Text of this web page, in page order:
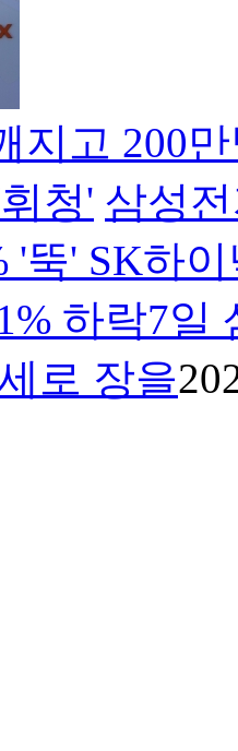
지고 200
청' 삼성
'뚝' SK하
하락7일
로 장을